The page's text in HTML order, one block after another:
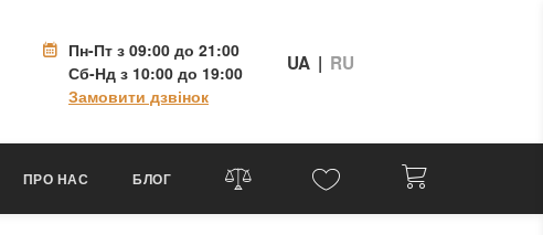
Пн-Пт з 09:00 до 21:00
Сб-Нд з 10:00 до 19:00
Замовити дзвінок
UA | RU
ПРО НАС БЛОГ